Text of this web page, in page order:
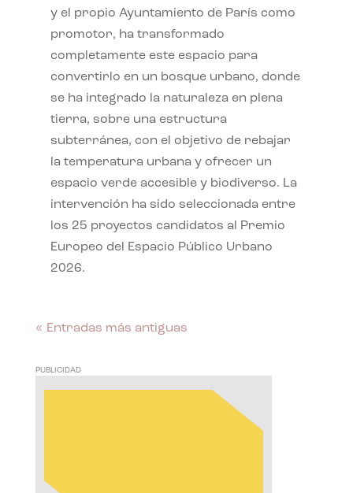
y el propio Ayuntamiento de París como
promotor, ha transformado
completamente este espacio para
convertirlo en un bosque urbano, donde
se ha integrado la naturaleza en plena
tierra, sobre una estructura
subterránea, con el objetivo de rebajar
la temperatura urbana y ofrecer un
espacio verde accesible y biodiverso. La
intervención ha sido seleccionada entre
los 25 proyectos candidatos al Premio
Europeo del Espacio Público Urbano
2026.
« Entradas más antiguas
PUBLICIDAD